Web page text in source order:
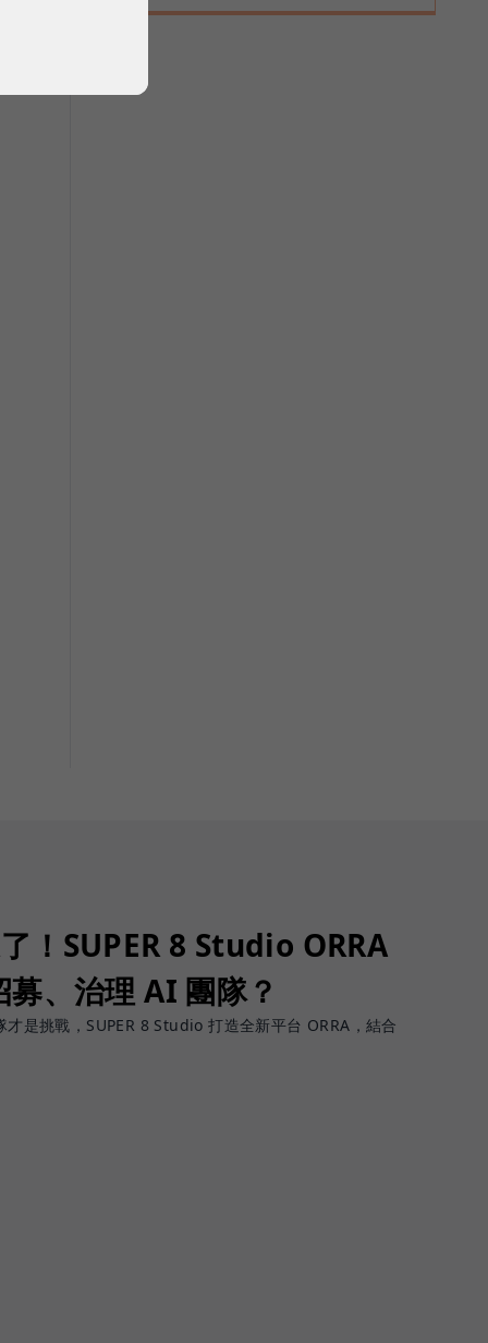
！SUPER 8 Studio ORRA
、治理 AI 團隊？
是挑戰，SUPER 8 Studio 打造全新平台 ORRA，結合